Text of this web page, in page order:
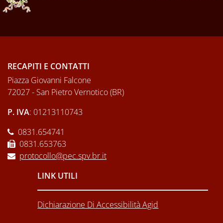
RECAPITI E CONTATTI
Piazza Giovanni Falcone
72027 - San Pietro Vernotico (BR)
P. IVA: 01213110743
0831.654741
0831.653763
protocollo@pec.spv.br.it
LINK UTILI
Dichiarazione Di Accessibilità Agid